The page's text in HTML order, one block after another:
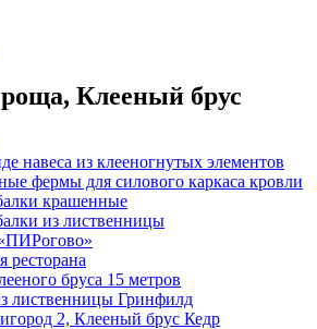
Клееный брус
навеса из клееногнутых элементов
фермы для силового каркаса кровли
крашенные
из лиственницы
ресторана
бруса 15 метров
лиственницы Гринфилд
2, Клееный брус Кедр